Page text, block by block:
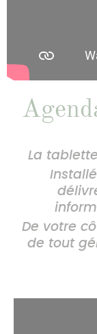
La
De votre
de tout